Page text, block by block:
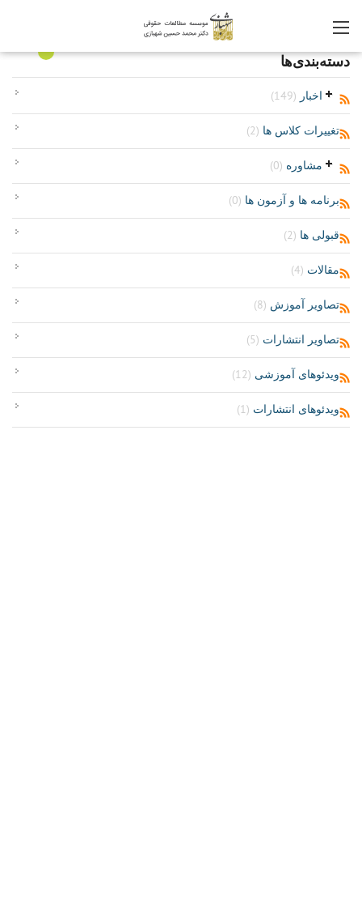
دسته‌بندی‌ها
اخبار (149)
تغییرات کلاس ها (2)
مشاوره (0)
برنامه ها و آزمون ها (0)
قبولی ها (2)
مقالات (4)
تصاویر آموزش (8)
تصاویر انتشارات (5)
ویدئوهای آموزشی (12)
ویدئوهای انتشارات (1)